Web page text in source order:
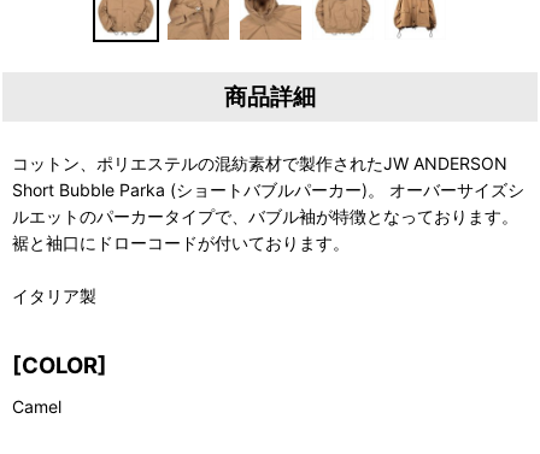
商品詳細
コットン、ポリエステルの混紡素材で製作されたJW ANDERSON
Short Bubble Parka (ショートバブルパーカー)。 オーバーサイズシ
ルエットのパーカータイプで、バブル袖が特徴となっております。
裾と袖口にドローコードが付いております。
イタリア製
[COLOR]
Camel